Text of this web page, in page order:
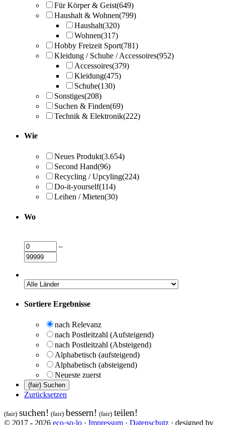
Für Körper & Geist(649)
Haushalt & Wohnen(799)
Haushalt(320)
Wohnen(317)
Hobby Freizeit Sport(781)
Kleidung / Schuhe / Accessoires(952)
Accessoires(379)
Kleidung(475)
Schuhe(130)
Sonstiges(208)
Suchen & Finden(69)
Technik & Elektronik(222)
Wie
Neues Produkt(3.654)
Second Hand(96)
Recycling / Upcyling(224)
Do-it-yourself(114)
Leihen / Mieten(30)
Wo
–
Sortiere Ergebnisse
nach Relevanz
nach Postleitzahl (Aufsteigend)
nach Postleitzahl (Absteigend)
Alphabetisch (aufsteigend)
Alphabetisch (absteigend)
Neueste zuerst
Zurücksetzen
(fair) suchen! (fair) bessern! (fair) teilen!
© 2017 - 2026 eco·so·lo · Impressum · Datenschutz · designed by